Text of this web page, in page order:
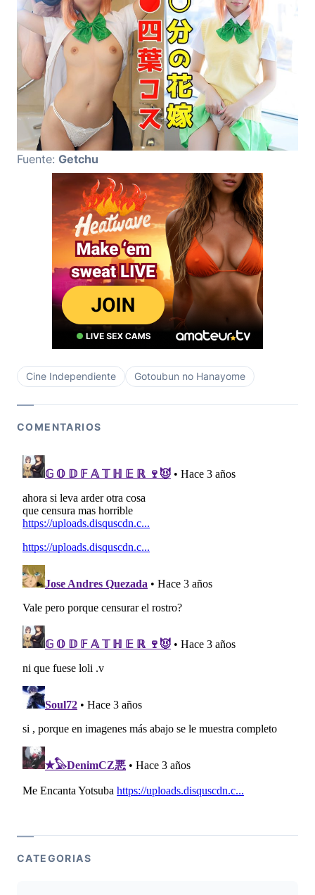
Fuente: Getchu
Cine Independiente Gotoubun no Hanayome
COMENTARIOS
CATEGORIAS